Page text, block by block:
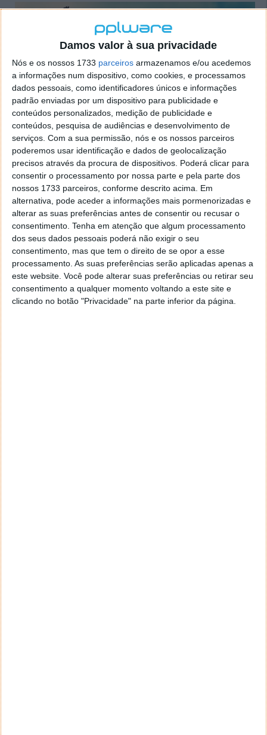
Damos valor à sua privacidade
Nós e os nossos 1733 parceiros armazenamos e/ou acedemos
a informações num dispositivo, como cookies, e processamos
dados pessoais, como identificadores únicos e informações
padrão enviadas por um dispositivo para publicidade e
conteúdos personalizados, medição de publicidade e
conteúdos, pesquisa de audiências e desenvolvimento de
serviços. Com a sua permissão, nós e os nossos parceiros
poderemos usar identificação e dados de geolocalização
precisos através da procura de dispositivos. Poderá clicar para
consentir o processamento por nossa parte e pela parte dos
nossos 1733 parceiros, conforme descrito acima. Em
alternativa, pode aceder a informações mais pormenorizadas e
alterar as suas preferências antes de consentir ou recusar o
consentimento. Tenha em atenção que algum processamento
dos seus dados pessoais poderá não exigir o seu
consentimento, mas que tem o direito de se opor a esse
processamento. As suas preferências serão aplicadas apenas a
este website. Você pode alterar suas preferências ou retirar seu
consentimento a qualquer momento voltando a este site e
clicando no botão "Privacidade" na parte inferior da página.
Suporte para IPv6, o Bitcricket foi o primeiro a
suportar o protocolo IP versão 6. Embora não haja
sub-redes IPv6, por si só (e, portanto, sem máscaras
de sub-rede), existem vários tipos de endereços IPv6
e bits / campos dentro desses tipos têm